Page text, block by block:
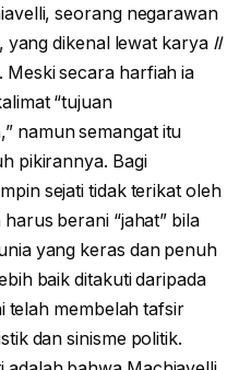
seorang negarawan
yang dikenal lewat karya Il
Meski secara harfiah ia
“tujuan
namun semangat itu
pikirannya. Bagi
sejati tidak terikat oleh
berani “jahat” bila
yang keras dan penuh
baik ditakuti daripada
telah membelah tafsir
dan sinisme politik.